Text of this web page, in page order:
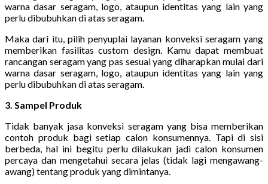
warna dasar seragam, logo, ataupun identitas yang lain yang
perlu dibubuhkan di atas seragam.
Maka dari itu, pilih penyuplai layanan konveksi seragam yang
memberikan fasilitas custom design. Kamu dapat membuat
rancangan seragam yang pas sesuai yang diharapkan mulai dari
warna dasar seragam, logo, ataupun identitas yang lain yang
perlu dibubuhkan di atas seragam.
3. Sampel Produk
Tidak banyak jasa konveksi seragam yang bisa memberikan
contoh produk bagi setiap calon konsumennya. Tapi di sisi
berbeda, hal ini begitu perlu dilakukan jadi calon konsumen
percaya dan mengetahui secara jelas (tidak lagi mengawang-
awang) tentang produk yang dimintanya.